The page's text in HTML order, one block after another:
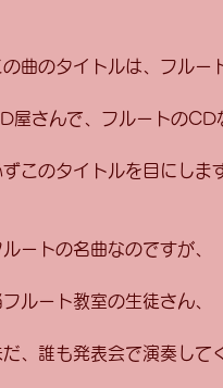
の曲のタイトルは、フルー
屋さんで、フルートのCD
ずこのタイトルを目にしま
ルートの名曲なのですが、
フルート教室の生徒さん、
だ、誰も発表会で演奏して